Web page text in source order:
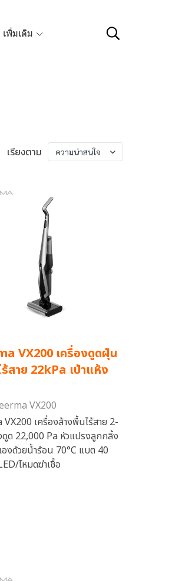
เพิ่มเติม
เรียงตาม ความน่าสนใจ
VX200 เครื่องดูดฝุ่น
สาย 22kPa เป่าแห้ง
VX200
เครื่องล้างพื้นไร้สาย 2-
ด 22,000 Pa หัวแปรงลูกกลิ้ง
องด้วยน้ำร้อน 70°C แบต 40
โหมดฆ่าเชื้อ